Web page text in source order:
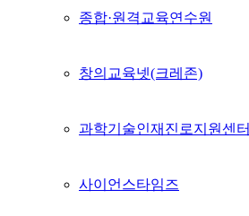
종합·원격교육연수원
창의교육넷(크레존)
과학기술인재진로지원센터
사이언스타임즈